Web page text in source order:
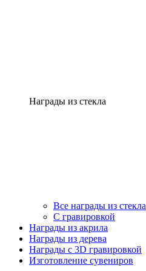
Награды из стекла
Все награды из стекла
С гравировкой
Награды из акрила
Награды из дерева
Награды с 3D гравировкой
Изготовление сувениров